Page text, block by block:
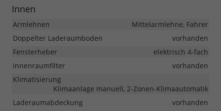
Innen
Armlehnen
Mittelarmlehne, Fahrer
Doppelter Laderaumboden
vorhanden
Fensterheber
elektrisch 4-fach
Innenraumfilter
vorhanden
Klimatisierung
Klimaanlage manuell, 2-Zonen-Klimaautomatik
Laderaumabdeckung
vorhanden